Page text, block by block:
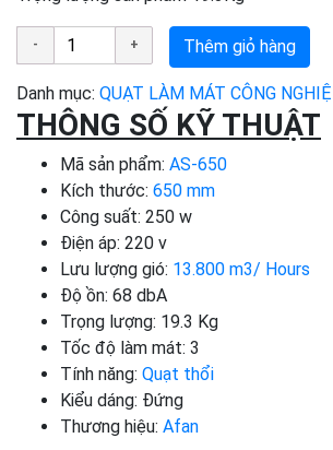
Thêm giỏ hàng
Danh mục: QUẠT LÀM MÁT CÔNG
THÔNG SỐ KỸ THUẬT
Mã sản phẩm: AS-650
Kích thước: 650 mm
Công suất: 250 w
Điện áp: 220 v
Lưu lượng gió: 13.800 m3/ Hours
Độ ồn: 68 dbA
Trọng lượng: 19.3 Kg
Tốc độ làm mát: 3
Tính năng: Quạt thổi
Kiểu dáng: Đứng
Thương hiệu: Afan